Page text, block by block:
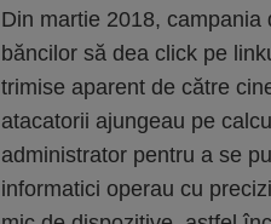
Din martie 2018,
băncilor să dea click pe
trimise aparent de către
atacatorii ajungeau pe
administrator pentru a se
informatici operau cu